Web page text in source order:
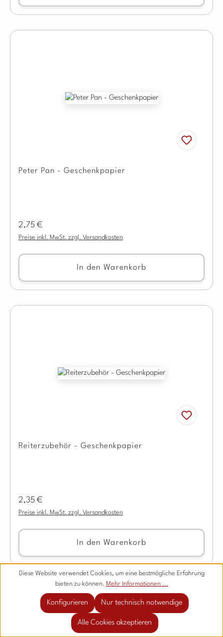
Peter Pan - Geschenkpapier
Regulärer Preis:
2,75 €
Preise inkl. MwSt. zzgl. Versandkosten
In den Warenkorb
Reiterzubehör - Geschenkpapier
Regulärer Preis:
2,35 €
Preise inkl. MwSt. zzgl. Versandkosten
In den Warenkorb
Diese Website verwendet Cookies, um eine bestmögliche Erfahrung
bieten zu können. Mehr Informationen ...
Nur technisch notwendige
Konfigurieren
Alle Cookies akzeptieren